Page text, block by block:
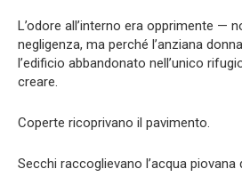
L’odore all’interno era opprimente —
negligenza, ma perché l’anziana
l’edificio abbandonato nell’unico
creare.
Coperte ricoprivano il pavimento.
Secchi raccoglievano l’acqua